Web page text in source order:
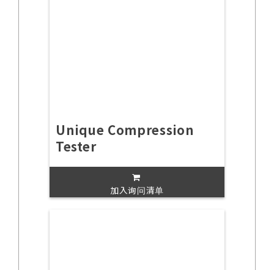
Unique Compression
Tester
加入询问清单